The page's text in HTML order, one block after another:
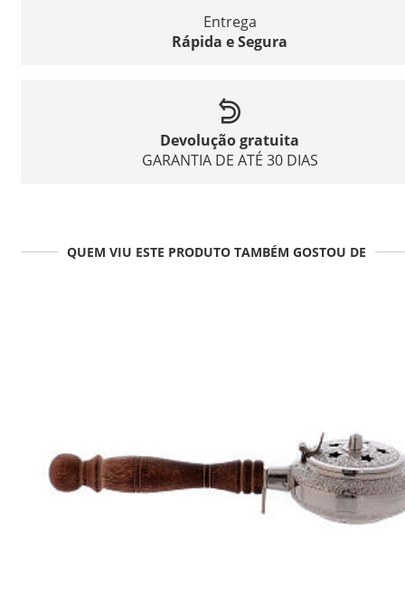
Entrega
Rápida e Segura
Devolução gratuita
GARANTIA DE ATÉ 30 DIAS
QUEM VIU ESTE PRODUTO TAMBÉM GOSTOU DE